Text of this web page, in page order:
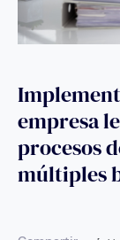
empresa
procesos
múltiples